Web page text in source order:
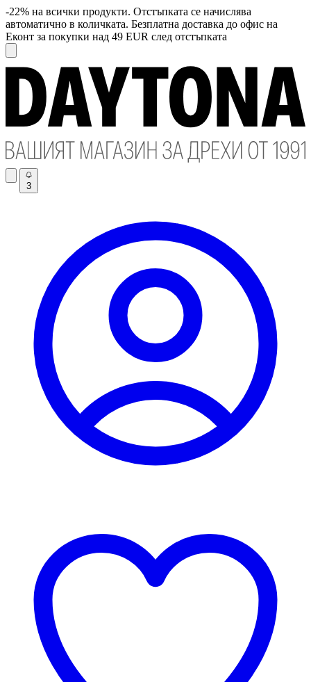
-22% на всички продукти. Отстъпката се начислява
автоматично в количката. Безплатна доставка до офис на
Еконт за покупки над 49 EUR след отстъпката
3